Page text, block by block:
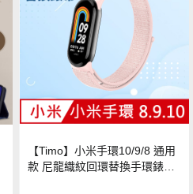
【Timo】小米手環10/9/8 通用
款 尼龍織紋回環替換手環錶帶-